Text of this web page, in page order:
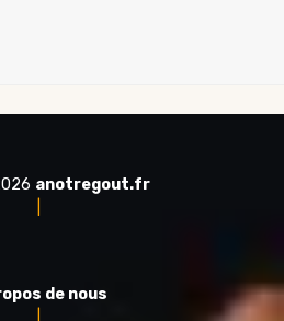
anotregout.fr
de nous